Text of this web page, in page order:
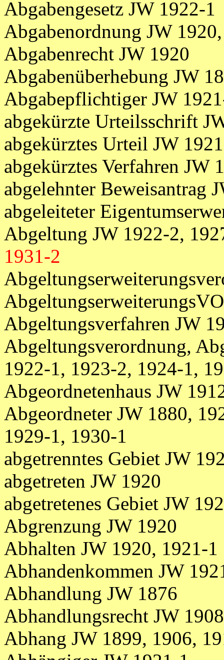
Abgabengesetz JW 1922-1
Abgabenordnung JW
Abgabenrecht JW 1920
Abgabenüberhebung JW
Abgabepflichtiger JW
abgekürzte Urteilsschrift
abgekürztes Urteil JW
abgekürztes Verfahren JW
abgelehnter Beweisantrag
abgeleiteter
Abgeltung JW 1922-2,
1931-2
Abgeltungsverfahren JW
Abgeltungsverordnung,
1922-1, 1923-2, 1924-1,
Abgeordnetenhaus JW
Abgeordneter JW 1880,
1929-1, 1930-1
abgetrenntes Gebiet JW
abgetreten JW 1920
abgetretenes Gebiet JW
Abgrenzung JW 1920
Abhalten JW 1920, 1921-1
Abhandenkommen JW
Abhandlung JW 1876
Abhandlungsrecht JW 1908
Abhang JW 1899, 1906,